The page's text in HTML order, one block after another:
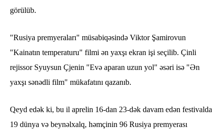
görülüb.
"Rusiya premyeraları" müsabiqəsində Viktor Şamirovun
"Kainatın temperaturu" filmi ən yaxşı ekran işi seçilib. Çinli
rejissor Syuysun Çjenin "Evə aparan uzun yol" əsəri isə "Ən
yaxşı sənədli film" mükafatını qazanıb.
Qeyd edək ki, bu il aprelin 16-dan 23-dək davam edən festivalda
19 dünya və beynəlxalq, həmçinin 96 Rusiya premyerası